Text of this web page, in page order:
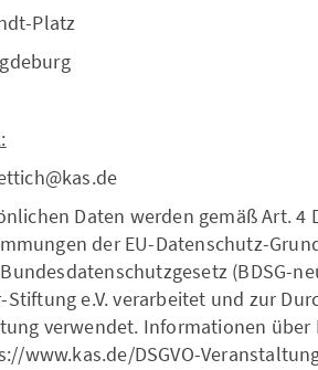
Platz
Daten werden gemäß Art. 4
der EU-Datenschutz-
(BDSG-
Stiftung e.V. verarbeitet und zur
verwendet. Informationen über
www.kas.de/DSGVO-